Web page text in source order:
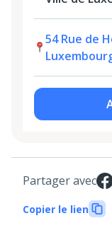
54 Rue de
Partager avec
Copier le lien